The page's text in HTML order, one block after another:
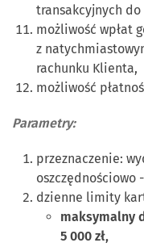
transakcyjnych do
możliwość wpłat
z
rachunku Klienta,
możliwość
Parametry:
przeznaczenie:
oszczędnościowo
dzienne limity
maksymalny
5 000 zł,